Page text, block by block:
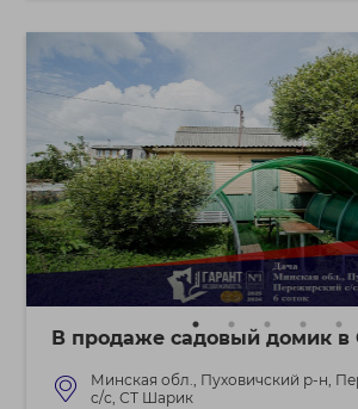
В продаже садовый домик
Минская обл., Пуховичский р-н,
c/с, СТ Шарик